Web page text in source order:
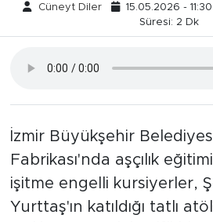
Cüneyt Diler 15.05.2026 - 11:30
Süresi: 2 Dk
İzmir Büyükşehir
Fabrikası'nda aşçılık
işitme engelli kursiyerler,
Yurttaş'ın katıldığı tatlı